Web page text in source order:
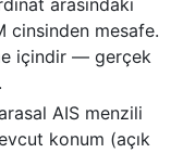
arasındaki
cinsinden mesafe.
içindir — gerçek
AIS menzili
konum (açık